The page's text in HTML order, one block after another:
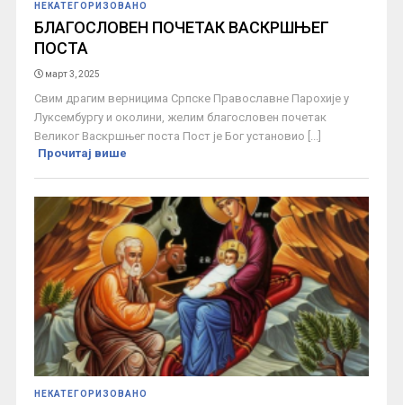
НЕКАТЕГОРИЗОВАНО
БЛАГОСЛОВЕН ПОЧЕТАК ВАСКРШЊЕГ
ПОСТА
март 3, 2025
Свим драгим верницима Српске Православне Парохије у
Луксембургу и околини, желим благословен почетак
Великог Васкршњег поста Пост је Бог установио [...]
Прочитај више
НЕКАТЕГОРИЗОВАНО